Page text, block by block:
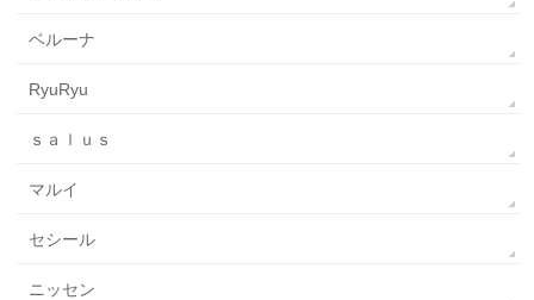
ベルーナ
RyuRyu
ｓａｌｕｓ
マルイ
セシール
ニッセン